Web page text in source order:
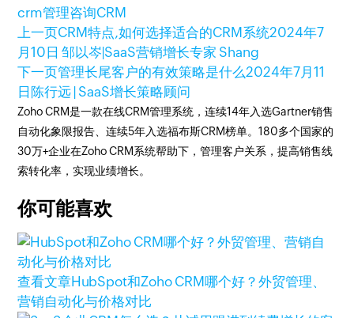
crm管理咨询CRM
上一页CRM特点,如何选择适合的CRM系统2024年7
月10日 邹以岑|SaaS营销增长专家 Shang
下一页管理长尾客户的有效策略是什么2024年7月11
日 陈行远 | SaaS增长策略顾问
Zoho CRM是一款在线CRM管理系统，连续14年入选Gartner销售
自动化象限报告、连续5年入选福布斯CRM榜单。180多个国家的
30万+企业在Zoho CRM系统帮助下，管理客户关系，提高销售线
索转化率，实现业绩增长。
你可能喜欢
查看文章HubSpot和Zoho CRM哪个好？外贸管理、
营销自动化与价格对比